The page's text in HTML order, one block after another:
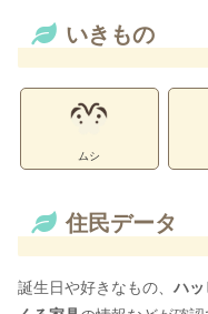
いきもの
ムシ
住民データ
誕生日や好きなもの、 ハッ